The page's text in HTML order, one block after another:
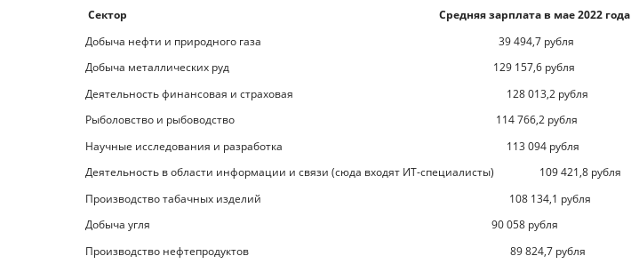
Сектор
Средняя зарплата в мае 2022 года
Добыча нефти и природного газа 39 494,7 рубля
Добыча металлических руд 129 157,6 рубля
Деятельность финансовая и страховая 128 013,2 рубля
Рыболовство и рыбоводство 114 766,2 рубля
Научные исследования и разработка 113 094 рубля
Деятельность в области информации и связи (сюда входят ИТ-специалисты) 109 421,8 рубля
Производство табачных изделий 108 134,1 рубля
Добыча угля 90 058 рубля
Производство нефтепродуктов 89 824,7 рубля